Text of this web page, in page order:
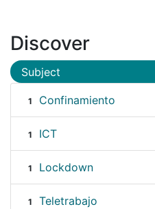
Discover
Subject
1 Confinamiento
1 ICT
1 Lockdown
1 Teletrabajo